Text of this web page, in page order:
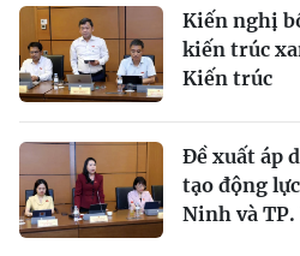
Kiến nghị
kiến trúc
Kiến trúc
Đề xuất áp
tạo động
Ninh và TP.